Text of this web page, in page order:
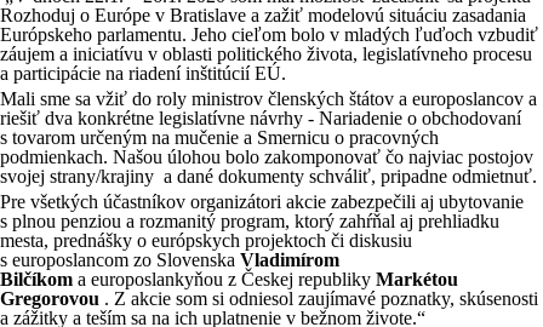
Rozhoduj o Európe v Bratislave a zažiť modelovú situáciu zasadania
Európskeho parlamentu. Jeho cieľom bolo v mladých ľuďoch vzbudiť
záujem a iniciatívu v oblasti politického života, legislatívneho procesu
a participácie na riadení inštitúcií EÚ.
Mali sme sa vžiť do roly ministrov členských štátov a europoslancov a
riešiť dva konkrétne legislatívne návrhy - Nariadenie o obchodovaní
s tovarom určeným na mučenie a Smernicu o pracovných
podmienkach. Našou úlohou bolo zakomponovať čo najviac postojov
svojej strany/krajiny a dané dokumenty schváliť, pripadne odmietnuť.
Pre všetkých účastníkov organizátori akcie zabezpečili aj ubytovanie
s plnou penziou a rozmanitý program, ktorý zahŕňal aj prehliadku
mesta, prednášky o európskych projektoch či diskusiu
s europoslancom zo Slovenska Vladimírom
Bilčíkom a europoslankyňou z Českej republiky Markétou
Gregorovou . Z akcie som si odniesol zaujímavé poznatky, skúsenosti
a zážitky a teším sa na ich uplatnenie v bežnom živote.“